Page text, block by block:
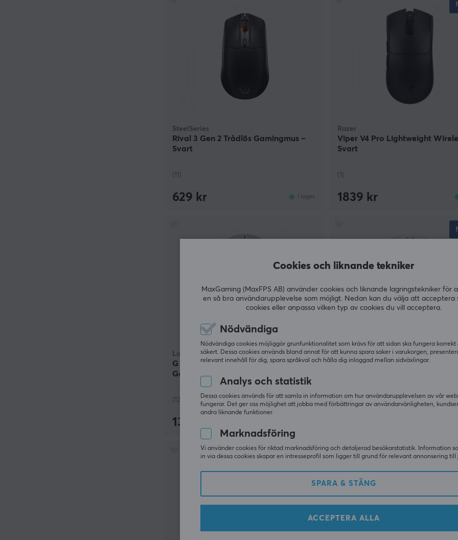
SteelSeries
Rival 3 Gen 2 Trådlös Gamingmus –
Svart
(11)
629 kr I lager
Razer
Viper V4 Pro Lightweight
Svart
(1)
1839 kr
Logitech
G PRO X SUPERLIGHT 2 8K Wireless
Gamingmus - Vit
(126)
1349 kr
Razer
Viper V4 Pro Lightweight
(1)
SPARA 43%
Cookies och liknande tekniker
MaxGaming (MaxFPS AB) använder cookies och liknande lagringstekniker för
en så bra användarupplevelse som möjligt. Nedan kan du välja att acceptera
cookies eller anpassa vilken typ av cookies du vill acceptera.
Nödvändiga
Nödvändiga cookies möjliggör grunfunktionalitet som krävs för att sidan ska fungera korrekt
säkert. Dessa cookies används bland annat för att kunna spara saker i varukorgen,
relevant innehåll för dig, spara språkval och hålla dig inloggad mellan sidväxlingar.
Analys och statistik
Dessa cookies används för att samla in information om hur användarupplevelsen av vår
fungerar. Det ger oss möjlighet att jobba med förbättringar av användarvänligheten,
andra liknande funktioner.
Marknadsföring
Vi använder cookies för riktad marknadsföring och detaljerad besökarstatistik. Information
in via dessa cookies skapar en intresseprofil som ligger till grund för relevant annonsering till
SPARA & STÄNG
ACCEPTERA ALLA